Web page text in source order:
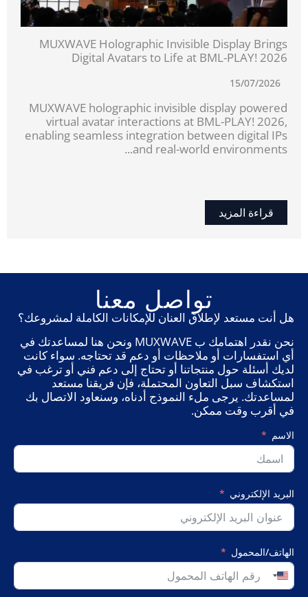
MUXWAVE Holographic Invisible Display Brings
Digital Avatars to Life at BML-PLAY! 2026
15/07/2026
MUXWAVE holographic invisible display powered
virtual avatar interactions at BML-PLAY! 2026,
enabling seamless integration between digital IPs
and real-world environments...
قراءة المزيد
تواصل معنا
هل أنت مستعد لإطلاق العنان للإمكانات الكاملة لمشروعك؟
نحن نقدر اهتمامك ب MUXWAVE ونحن هنا لمساعدتك في
أي استفسارات أو ملاحظات أو دعم قد تحتاجه. سواء كانت
لديك أسئلة حول منتجاتنا أو تحتاج إلى دعم فني أو ترغب في
استكشاف سبل التعاون المحتملة، فإن فريقنا مستعد
لمساعدتك. يرجى ملء النموذج أدناه، وسنعاود الاتصال بك
في أقرب وقت ممكن.
الاسم
البريد الإلكتروني
الهاتف/المحمول
United
States